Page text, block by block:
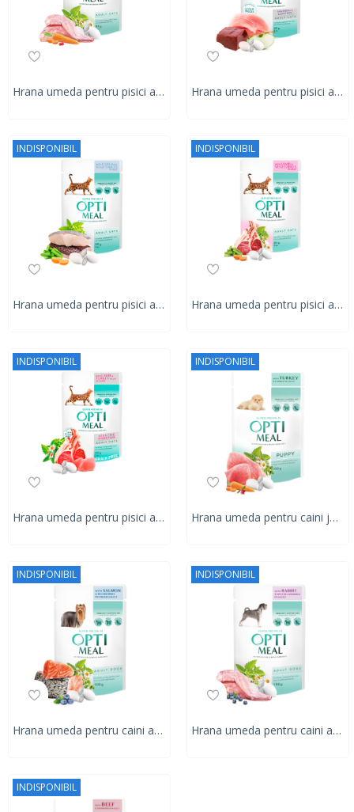
Hrana umeda pentru pisici adulte, Super Premium OPTIMEAL WET FOOD, IEPURE ÎN JELEU DE MORCOVI, 85g Hrana umeda pentru pisici adulte, Super Premium OPTIMEAL WET FOOD, Hairball control, CU RAȚĂ ȘI BUCĂȚI DE FICAT ÎN JELEU DE MERE, 85g
INDISPONIBIL
Hrana umeda pentru pisici adulte, Super Premium OPTIMEAL WET FOOD, COD SI LEGUME ÎN JELEU, 85g
INDISPONIBIL
Hrana umeda pentru pisici adulte, Super Premium OPTIMEAL WET FOOD , miel si legume, 85g
INDISPONIBIL
Hrana umeda pentru pisici adulte cu digestie sensibilă, Super Premium OPTIMEAL WET FOOD, fara cereale, curcan si ficat de miel in sos, 85g
INDISPONIBIL
Hrana umeda pentru caini junior, Super Premium OPTIMEAL, CURCAN ȘI MORCOV ÎN SOS, 100g
INDISPONIBIL
Hrana umeda pentru caini adulti, Super Premium OPTIMEAL, SOMON ȘI AFINE ÎN SOS CREMĂ, 100g
INDISPONIBIL
Hrana umeda pentru caini adulti, Super Premium OPTIMEAL, IEPURE ȘI AFINE ÎN SOS, 100g
INDISPONIBIL